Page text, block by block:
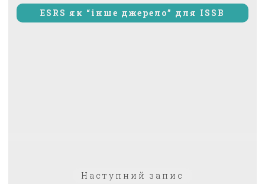
ESRS як “інше джерело” для ISSB
Наступний запис